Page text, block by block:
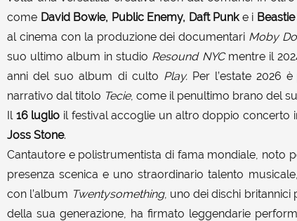
come David Bowie, Public Enemy, Daft Punke i
al cinema con la produzione dei documentari Moby
suo ultimo album in studio Resound NYCmentre il
anni del suo album di culto Play. Per l’estate 2026
narrativo dal titolo Tecie, come il penultimo brano del
Il 16 luglio il festival accoglie un altro doppio concerto
Joss Stone.
Cantautore e polistrumentista di fama mondiale, noto
presenza scenica e uno straordinario talento
con l’album Twentysomething, uno dei dischi britannici
della sua generazione, ha firmato leggendarie